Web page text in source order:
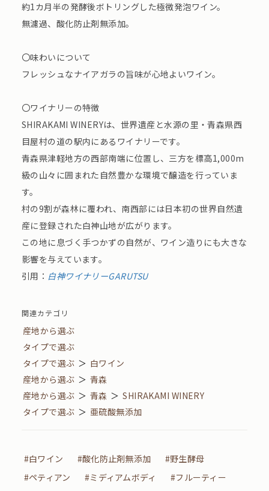
約1カ月半の発酵後ボトリングした極微発泡ワイン。
無濾過、酸化防止剤無添加。
〇味わいについて
フレッシュなナイアガラの旨味が心地よいワイン。
〇ワイナリーの特徴
SHIRAKAMI WINERYは、世界遺産と水源の里・青森県西
目屋村の道の駅内にあるワイナリーです。
青森県津軽地方の西部南端に位置し、三方を標高1,000m
級の山々に囲まれた自然豊かな環境で醸造を行っていま
す。
村の9割が森林に覆われ、南西部には日本初の世界自然遺
産に登録された白神山地が広がります。
この地に息づく手つかずの自然が、ワイン造りにも大きな
影響を与えています。
引用： 白神ワイナリーGARUTSU
関連カテゴリ
産地から選ぶ
タイプで選ぶ
タイプで選ぶ ＞ 白ワイン
産地から選ぶ ＞ 青森
産地から選ぶ ＞ 青森 ＞ SHIRAKAMI WINERY
タイプで選ぶ ＞ 亜硫酸無添加
#白ワイン #酸化防止剤無添加
#野生酵母
#ペティアン
#ミディアムボディ
#フルーティー